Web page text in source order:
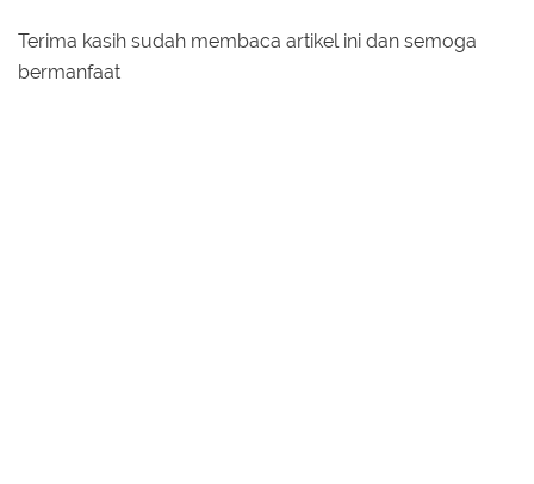
Terima kasih sudah membaca artikel ini dan semoga
bermanfaat